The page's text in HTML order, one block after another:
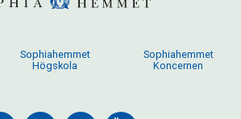
Sophiahemmet
Högskola
Sophiahemmet
Koncernen